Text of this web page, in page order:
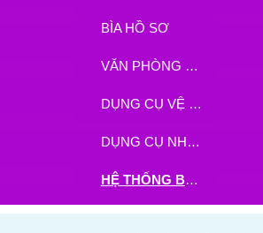
BÌA HỒ SƠ
VĂN PHÒNG PHẨM
DỤNG CỤ VỆ SINH
DỤNG CỤ NHÀ BẾP
HỆ THỐNG BHX - TGDĐ ĐẶT HÀNG TẠI ĐÂY